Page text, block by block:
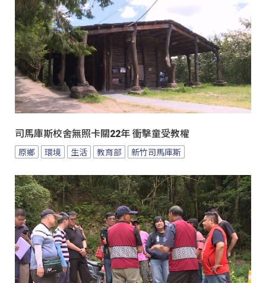
司馬庫斯校舍無照卡關22年 衝擊童受教權
原鄉 環境 生活 教育部 新竹司馬庫斯